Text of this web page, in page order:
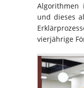
und dieses
vierjährige